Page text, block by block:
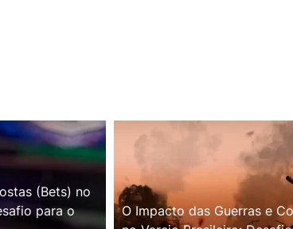
(Bets) no
para o
O Impacto das Guerras e